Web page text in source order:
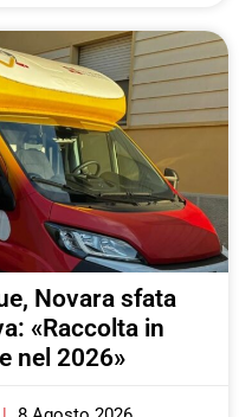
Novara sfata
«Raccolta in
nel 2026»